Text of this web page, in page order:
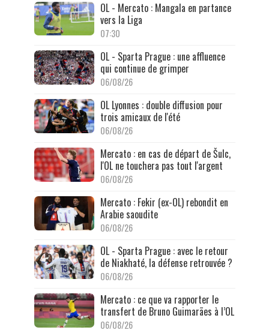
OL - Mercato : Mangala en partance
vers la Liga
07:30
OL - Sparta Prague : une affluence
qui continue de grimper
06/08/26
OL Lyonnes : double diffusion pour
trois amicaux de l'été
06/08/26
Mercato : en cas de départ de Šulc,
l'OL ne touchera pas tout l'argent
06/08/26
Mercato : Fekir (ex-OL) rebondit en
Arabie saoudite
06/08/26
OL - Sparta Prague : avec le retour
de Niakhaté, la défense retrouvée ?
06/08/26
Mercato : ce que va rapporter le
transfert de Bruno Guimarães à l’OL
06/08/26